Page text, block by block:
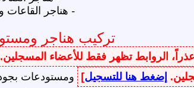
- هناجر القاعات
تركيب هناجر
الروابط تظهر فقط للأعضاء المسجلين.
إضغط هنا للتسجيل]
ومستودعات